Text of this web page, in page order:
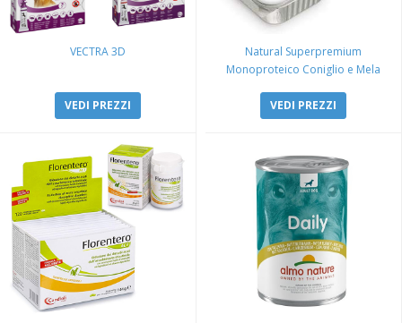
VECTRA 3D
VEDI PREZZI
Natural Superpremium
Monoproteico Coniglio e Mela
VEDI PREZZI